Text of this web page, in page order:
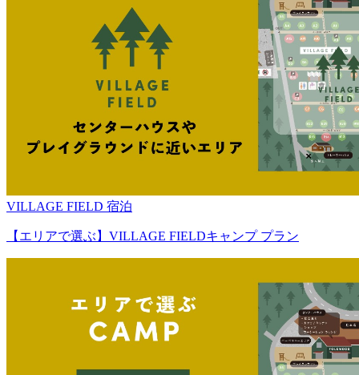
VILLAGE FIELD 宿泊
【エリアで選ぶ】VILLAGE FIELDキャンプ プラン